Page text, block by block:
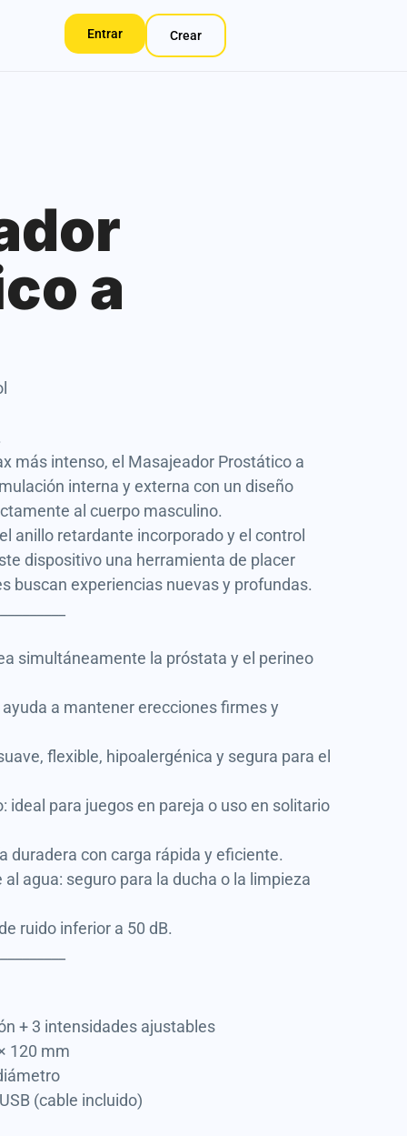
Crear
Entrar
a
más intenso, el Masajeador Prostático a
interna y externa con un diseño
al cuerpo masculino.
anillo retardante incorporado y el control
dispositivo una herramienta de placer
buscan experiencias nuevas y profundas.
simultáneamente la próstata y el perineo
a mantener erecciones firmes y
flexible, hipoalergénica y segura para el
ideal para juegos en pareja o uso en solitario
duradera con carga rápida y eficiente.
agua: seguro para la ducha o la limpieza
ruido inferior a 50 dB.
+ 3 intensidades ajustables
120 mm
(cable incluido)